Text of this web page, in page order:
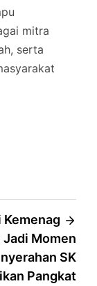
mitra
serta
Kemenag
Jadi Momen
SK
Pangkat